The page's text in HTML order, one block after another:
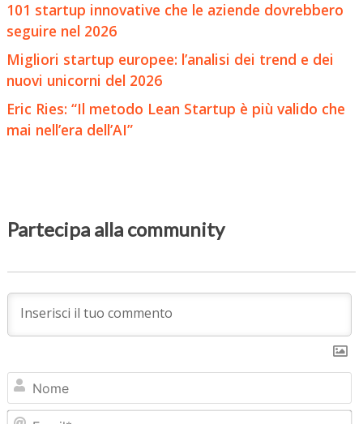
101 startup innovative che le aziende dovrebbero
seguire nel 2026
Migliori startup europee: l’analisi dei trend e dei
nuovi unicorni del 2026
Eric Ries: “Il metodo Lean Startup è più valido che
mai nell’era dell’AI”
Partecipa alla community